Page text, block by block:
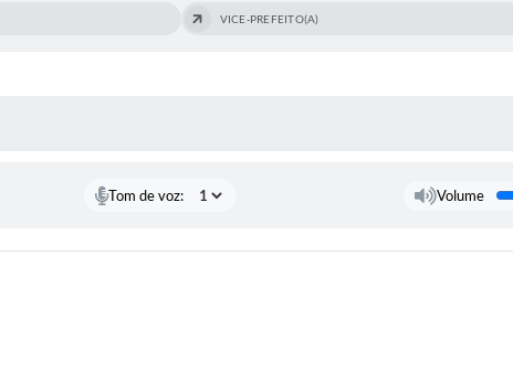
VICE-PREFEITO(A)
Tom de voz: Volume